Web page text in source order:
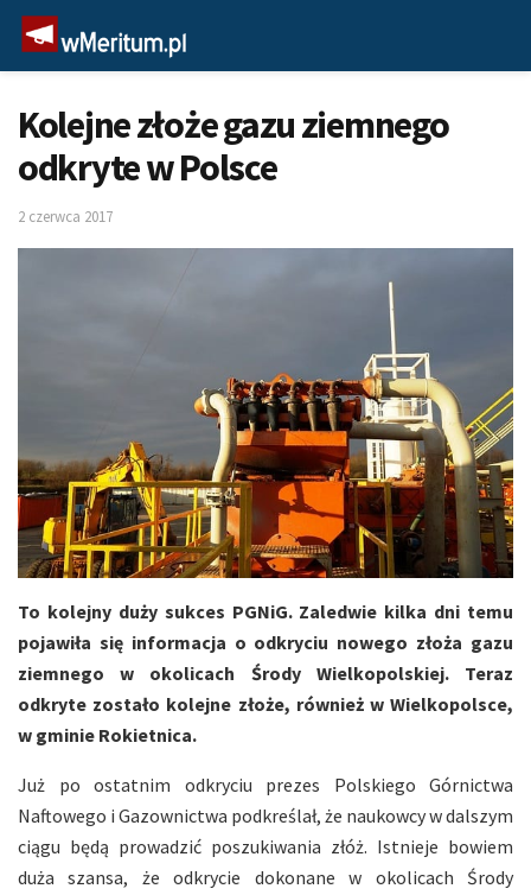
Kolejne złoże gazu ziemnego
odkryte w Polsce
2 czerwca 2017
To kolejny duży sukces PGNiG. Zaledwie kilka dni temu
pojawiła się informacja o odkryciu nowego złoża gazu
ziemnego w okolicach Środy Wielkopolskiej. Teraz
odkryte zostało kolejne złoże, również w Wielkopolsce,
w gminie Rokietnica.
Już po ostatnim odkryciu prezes Polskiego Górnictwa
Naftowego i Gazownictwa podkreślał, że naukowcy w dalszym
ciągu będą prowadzić poszukiwania złóż. Istnieje bowiem
duża szansa, że odkrycie dokonane w okolicach Środy